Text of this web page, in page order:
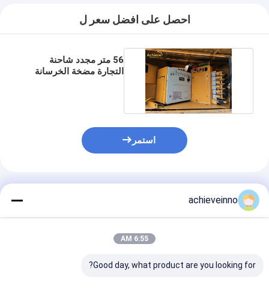
احصل على افضل سعر ل
56 متر مجدد شاحنة
التجارة مضخة الخرسانة
استمر
المنتجات الموصى بها
achieveinno
6:55 AM
Good day, what product are you looking for?